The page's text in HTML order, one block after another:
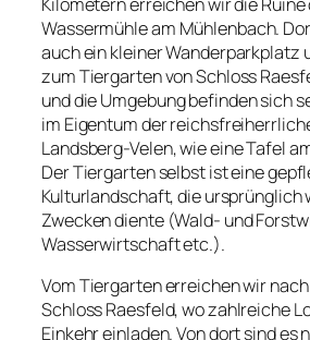
Wassermühle am Mühlenbach.
auch ein kleiner Wanderparkplatz
zum Tiergarten von Schloss
und die Umgebung befinden sich
im Eigentum der
Landsberg-Velen, wie eine Tafel
Der Tiergarten selbst ist eine
Kulturlandschaft, die
Zwecken diente (Wald- und
Wasserwirtschaft etc.).
Vom Tiergarten erreichen wir
Schloss Raesfeld, wo zahlreiche
Einkehr einladen. Von dort sind es